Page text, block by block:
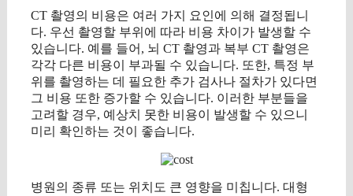
CT 촬영의 비용은 여러 가지 요인에 의해 결정됩니
다. 우선 촬영할 부위에 따라 비용 차이가 발생할 수
있습니다. 예를 들어, 뇌 CT 촬영과 복부 CT 촬영은
각각 다른 비용이 부과될 수 있습니다. 또한, 특정 부
위를 촬영하는 데 필요한 추가 검사나 절차가 있다면
그 비용 또한 증가할 수 있습니다. 이러한 부분들을
고려할 경우, 예상치 못한 비용이 발생할 수 있으니
미리 확인하는 것이 좋습니다.
병원의 종류 또는 위치도 큰 영향을 미칩니다. 대형